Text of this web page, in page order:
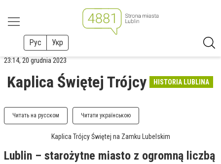
Рус Укр
23:14, 20 grudnia 2023
Kaplica Świętej Trójcy HISTORIA LUBLINA
Читать на русском Читати українською
Kaplica Trójcy Świętej na Zamku Lubelskim
Lublin – starożytne miasto z ogromną liczbą